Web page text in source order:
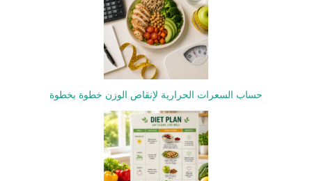
حساب السعرات الحرارية لإنقاص الوزن خطوة بخطوة